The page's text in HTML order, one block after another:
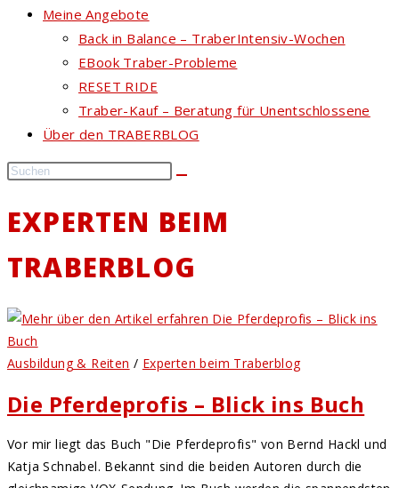
Meine Angebote
Back in Balance – TraberIntensiv-Wochen
EBook Traber-Probleme
RESET RIDE
Traber-Kauf – Beratung für Unentschlossene
Über den TRABERBLOG
EXPERTEN BEIM
TRABERBLOG
Ausbildung & Reiten / Experten beim Traberblog
Die Pferdeprofis – Blick ins Buch
Vor mir liegt das Buch "Die Pferdeprofis" von Bernd Hackl und
Katja Schnabel. Bekannt sind die beiden Autoren durch die